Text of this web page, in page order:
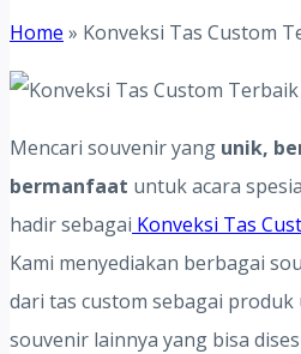
Home » Konveksi Tas Custom
Mencari souvenir yang unik,
bermanfaat untuk acara
hadir sebagai Konveksi Tas
Kami menyediakan berbagai
dari tas custom sebagai
souvenir lainnya yang bisa